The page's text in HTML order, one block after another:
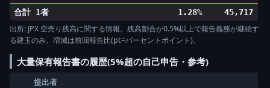
合計 1者
1.28% 45,717
出所: JPX 空売り残高に関する情報。残高割合が0.5%以上で報告義務が継続す
る建玉のみ。増減は前回報告比(pt=パーセントポイント)。
大量保有報告書の履歴(5%超の自己申告・参考)
提出者